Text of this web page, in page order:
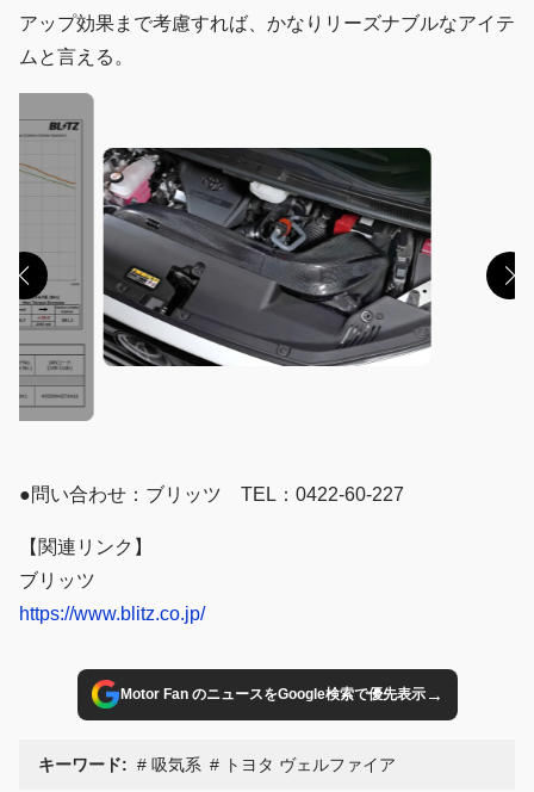
アップ効果まで考慮すれば、かなりリーズナブルなアイテ
ムと言える。
●問い合わせ：ブリッツ TEL：0422-60-227
【関連リンク】
ブリッツ
https://www.blitz.co.jp/
Motor Fan のニュースをGoogle検索で優先表示→
キーワード: 吸気系 トヨタ ヴェルファイア